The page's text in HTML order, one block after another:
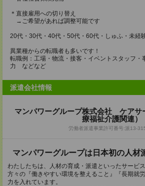
＊直接雇用への切り替え
→ご希望があれば調整可能です
20代・30代・40代・50代・60代・しゅふ・未経
異業種からの転職者も多いです！
転職例：工場・物流・接客・イベントスタッフ・
力 などなど
派遣会社情報
マンパワーグループ株式会社 ケア
療福祉介護関連）
労働者派遣事業許可番号:派13-
マンパワーグループは日本初の人材
わたしたちは、人材の育成・派遣といったサービ
方々の『働きやすい環境を整えること』『長期就
力を入れています。